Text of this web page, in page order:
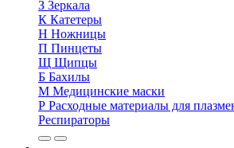
З Зеркала
К Катетеры
Н Ножницы
П Пинцеты
Щ Щипцы
Б Бахилы
М Медицинские маски
Р Расходные материалы для
Респираторы